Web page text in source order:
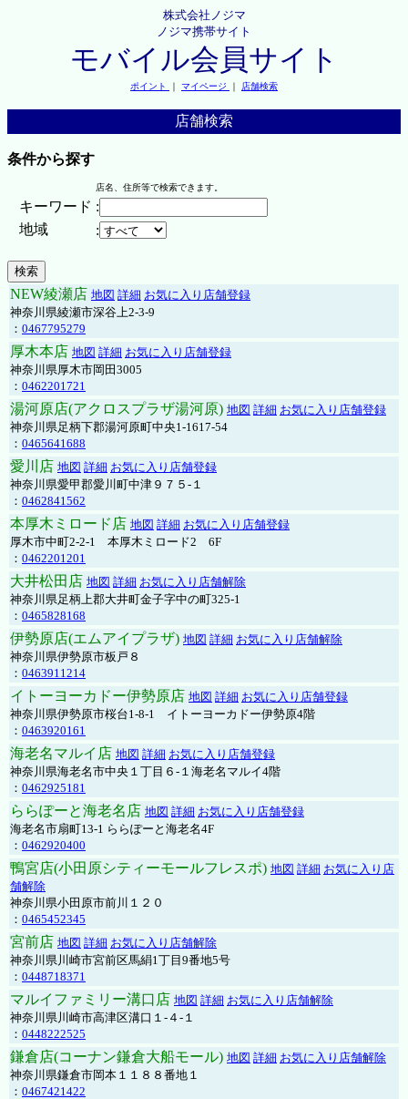
株式会社ノジマ
ノジマ携帯サイト
モバイル会員サイト
ポイント ｜ マイページ ｜ 店舗検索
店舗検索
条件から探す
店名、住所等で検索できます。
キーワード :
地域
:
NEW綾瀬店 地図 詳細 お気に入り店舗登録
神奈川県綾瀬市深谷上2-3-9
： 0467795279
厚木本店 地図 詳細 お気に入り店舗登録
神奈川県厚木市岡田3005
： 0462201721
湯河原店(アクロスプラザ湯河原) 地図 詳細 お気に入り店舗登録
神奈川県足柄下郡湯河原町中央1-1617-54
： 0465641688
愛川店 地図 詳細 お気に入り店舗登録
神奈川県愛甲郡愛川町中津９７５-１
： 0462841562
本厚木ミロード店 地図 詳細 お気に入り店舗登録
厚木市中町2-2-1 本厚木ミロード2 6F
： 0462201201
大井松田店 地図 詳細 お気に入り店舗解除
神奈川県足柄上郡大井町金子字中の町325-1
： 0465828168
伊勢原店(エムアイプラザ) 地図 詳細 お気に入り店舗解除
神奈川県伊勢原市板戸８
： 0463911214
イトーヨーカドー伊勢原店 地図 詳細 お気に入り店舗登録
神奈川県伊勢原市桜台1-8-1 イトーヨーカドー伊勢原4階
： 0463920161
海老名マルイ店 地図 詳細 お気に入り店舗登録
神奈川県海老名市中央１丁目６-１海老名マルイ4階
： 0462925181
ららぽーと海老名店 地図 詳細 お気に入り店舗登録
海老名市扇町13-1 ららぽーと海老名4F
： 0462920400
鴨宮店(小田原シティーモールフレスポ) 地図 詳細 お気に入り店
舗解除
神奈川県小田原市前川１２０
： 0465452345
宮前店 地図 詳細 お気に入り店舗解除
神奈川県川崎市宮前区馬絹1丁目9番地5号
： 0448718371
マルイファミリー溝口店 地図 詳細 お気に入り店舗解除
神奈川県川崎市高津区溝口１-４-１
： 0448222525
鎌倉店(コーナン鎌倉大船モール) 地図 詳細 お気に入り店舗解除
神奈川県鎌倉市岡本１１８８番地１
： 0467421422